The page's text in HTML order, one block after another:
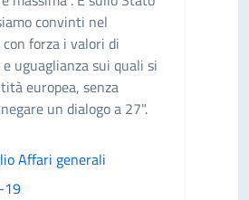
convinti nel
forza i valori di
uguaglianza sui quali si
europea, senza
un dialogo a 27".
Affari generali
19